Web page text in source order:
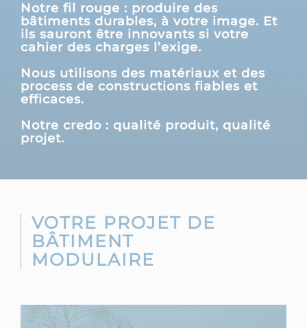
Notre fil rouge : produire des
bâtiments durables, à votre image. Et
ils sauront être innovants si votre
cahier des charges l’exige.
Nous utilisons des matériaux et des
process de constructions fiables et
efficaces.
Notre credo : qualité produit, qualité
projet.
VOTRE PROJET DE
BÂTIMENT
MODULAIRE